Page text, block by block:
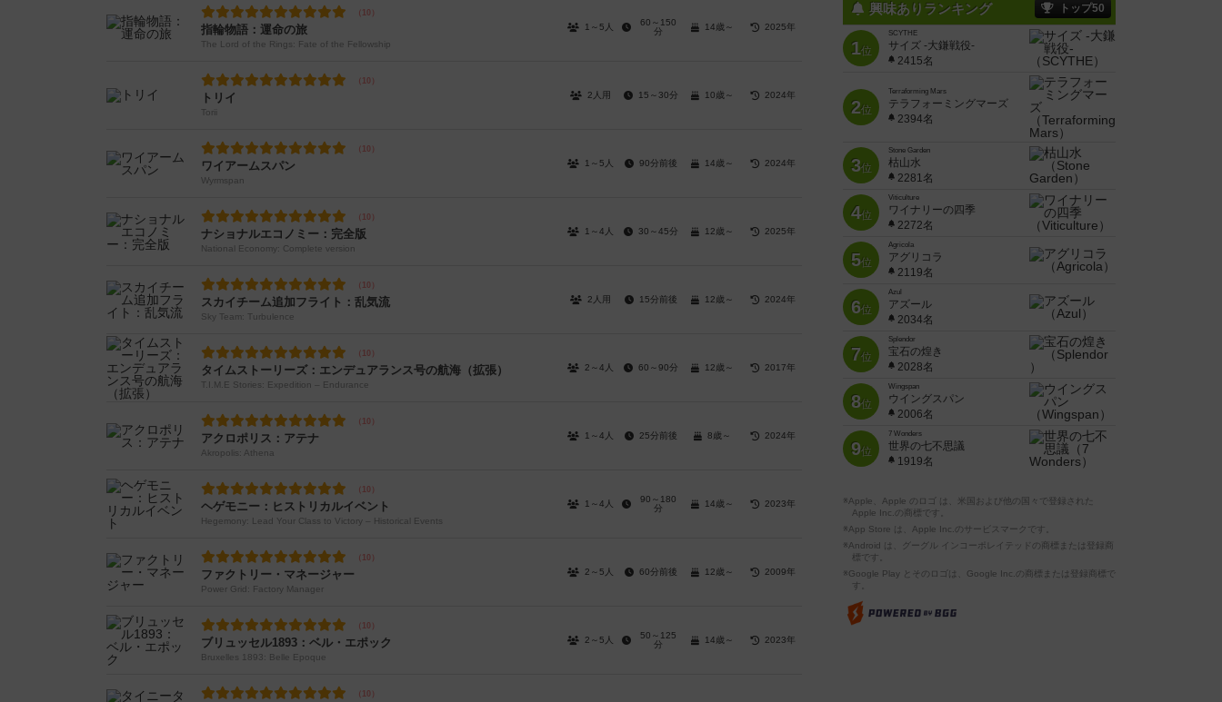
指輪物語：運命の旅
The Lord of the Rings: Fate of the Fellowship
1～5人
60～150
分
14歳～ 2025年
トリイ
Torii
2人用 15～30分 10歳～ 2024年
ワイアームスパン
Wyrmspan
1～5人 90分前後 14歳～ 2024年
ナショナルエコノミー：完全版
National Economy: Complete version
1～4人 30～45分 12歳～ 2025年
スカイチーム追加フライト：乱気流
Sky Team: Turbulence
2人用 15分前後 12歳～ 2024年
タイムストーリーズ：エンデュアランス号の航海（拡張）
T.I.M.E Stories: Expedition – Endurance
2～4人 60～90分 12歳～ 2017年
アクロポリス：アテナ
Akropolis: Athena
1～4人 25分前後 8歳～ 2024年
ヘゲモニー：ヒストリカルイベント
Hegemony: Lead Your Class to Victory – Historical Events
1～4人
90～180
分
14歳～ 2023年
ファクトリー・マネージャー
Power Grid: Factory Manager
2～5人 60分前後 12歳～ 2009年
ブリュッセル1893：ベル・エポック
Bruxelles 1893: Belle Epoque
2～5人
50～125
分
14歳～ 2023年
興味ありランキング トップ50
1位
SCYTHE
サイズ -大鎌戦役-
2415名
2位
Terraforming Mars
テラフォーミングマーズ
2394名
3位
Stone Garden
枯山水
2281名
4位
Viticulture
ワイナリーの四季
2272名
5位
Agricola
アグリコラ
2119名
6位
Azul
アズール
2034名
7位
Splendor
宝石の煌き
2028名
8位
Wingspan
ウイングスパン
2006名
9位
7 Wonders
世界の七不思議
1919名
※Apple、Apple のロゴ は、米国および他の国々で登録された
Apple Inc.の商標です。
※App Store は、Apple Inc.のサービスマークです。
※Android は、グーグル インコーポレイテッドの商標または登録商
標です。
※Google Play とそのロゴは、Google Inc.の商標または登録商標で
す。